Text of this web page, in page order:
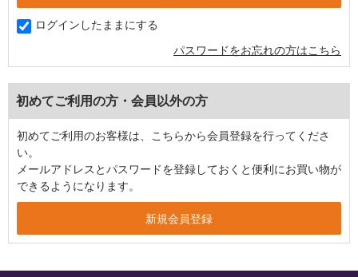
ログインしたままにする
パスワードをお忘れの方はこちら
初めてご利用の方・会員以外の方
初めてご利用のお客様は、こちらから会員登録を行ってくださ
い。
メールアドレスとパスワードを登録しておくと便利にお買い物が
できるようになります。